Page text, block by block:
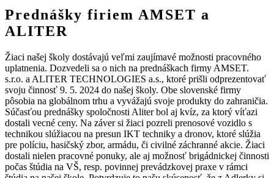
Prednášky firiem AMSET a
ALITER
Žiaci našej školy dostávajú veľmi zaujímavé možnosti pracovného
uplatnenia. Dozvedeli sa o nich na prednáškach firmy AMSET.
s.r.o. a ALITER TECHNOLOGIES a.s., ktoré prišli odprezentovať
svoju činnosť 9. 5. 2024 do našej školy. Obe slovenské firmy
pôsobia na globálnom trhu a vyvážajú svoje produkty do zahraničia.
Súčasťou prednášky spoločnosti Aliter bol aj kvíz, za ktorý víťazi
dostali vecné ceny. Na záver si žiaci pozreli prenosové vozidlo s
technikou slúžiacou na presun IKT techniky a dronov, ktoré slúžia
pre políciu, hasičský zbor, armádu, či civilné záchranné akcie. Žiaci
dostali nielen pracovné ponuky, ale aj možnosť brigádnickej činnosti
počas štúdia na VŠ, resp. povinnej prevádzkovej praxe v rámci